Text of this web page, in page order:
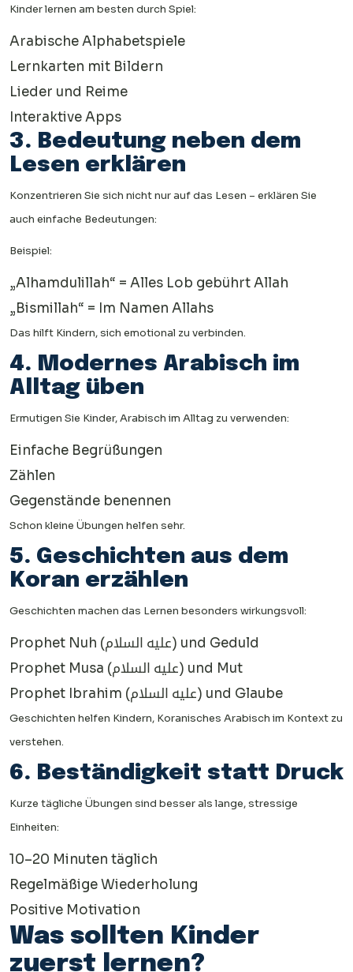
Kinder lernen am besten durch Spiel:
Arabische Alphabetspiele
Lernkarten mit Bildern
Lieder und Reime
Interaktive Apps
3. Bedeutung neben dem
Lesen erklären
Konzentrieren Sie sich nicht nur auf das Lesen – erklären Sie
auch einfache Bedeutungen:
Beispiel:
„Alhamdulillah“ = Alles Lob gebührt Allah
„Bismillah“ = Im Namen Allahs
Das hilft Kindern, sich emotional zu verbinden.
4. Modernes Arabisch im
Alltag üben
Ermutigen Sie Kinder, Arabisch im Alltag zu verwenden:
Einfache Begrüßungen
Zählen
Gegenstände benennen
Schon kleine Übungen helfen sehr.
5. Geschichten aus dem
Koran erzählen
Geschichten machen das Lernen besonders wirkungsvoll:
Prophet Nuh (عليه السلام) und Geduld
Prophet Musa (عليه السلام) und Mut
Prophet Ibrahim (عليه السلام) und Glaube
Geschichten helfen Kindern, Koranisches Arabisch im Kontext zu
verstehen.
6. Beständigkeit statt Druck
Kurze tägliche Übungen sind besser als lange, stressige
Einheiten:
10–20 Minuten täglich
Regelmäßige Wiederholung
Positive Motivation
Was sollten Kinder
zuerst lernen?